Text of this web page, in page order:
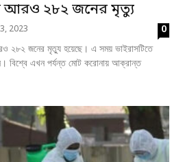
আরও ২৮২ জনের মৃত্যু
2023
0
২৮২ জনের মৃত্যু হয়েছে। এ সময় ভাইরাসটিতে
বিশ্বে এখন পর্যন্ত মোট করোনায় আক্রান্ত